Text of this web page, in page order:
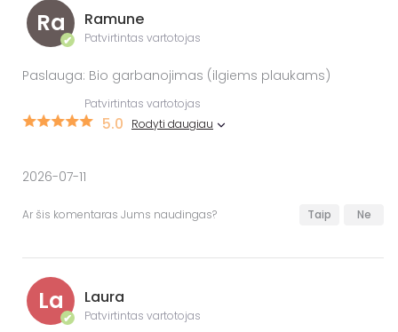
Ra
✔
Ramune
Patvirtintas vartotojas
Paslauga: Bio garbanojimas (ilgiems plaukams)
Patvirtintas vartotojas
5.0 Rodyti daugiau
2026-07-11
Ar šis komentaras Jums naudingas? Taip Ne
La
✔
Laura
Patvirtintas vartotojas